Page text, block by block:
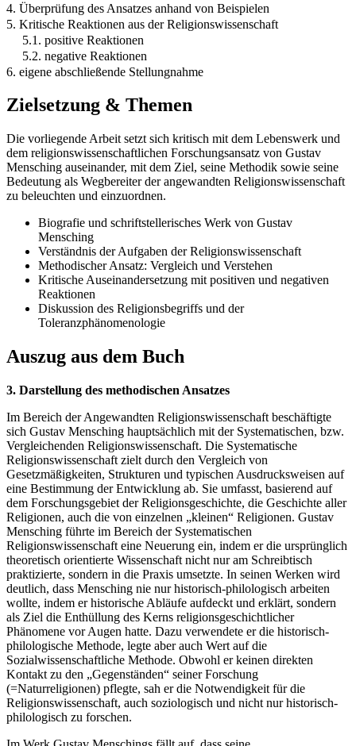
4. Überprüfung des Ansatzes anhand von Beispielen
5. Kritische Reaktionen aus der Religionswissenschaft
5.1. positive Reaktionen
5.2. negative Reaktionen
6. eigene abschließende Stellungnahme
Zielsetzung & Themen
Die vorliegende Arbeit setzt sich kritisch mit dem Lebenswerk und
dem religionswissenschaftlichen Forschungsansatz von Gustav
Mensching auseinander, mit dem Ziel, seine Methodik sowie seine
Bedeutung als Wegbereiter der angewandten Religionswissenschaft
zu beleuchten und einzuordnen.
Biografie und schriftstellerisches Werk von Gustav
Mensching
Verständnis der Aufgaben der Religionswissenschaft
Methodischer Ansatz: Vergleich und Verstehen
Kritische Auseinandersetzung mit positiven und negativen
Reaktionen
Diskussion des Religionsbegriffs und der
Toleranzphänomenologie
Auszug aus dem Buch
3. Darstellung des methodischen Ansatzes
Im Bereich der Angewandten Religionswissenschaft beschäftigte
sich Gustav Mensching hauptsächlich mit der Systematischen, bzw.
Vergleichenden Religionswissenschaft. Die Systematische
Religionswissenschaft zielt durch den Vergleich von
Gesetzmäßigkeiten, Strukturen und typischen Ausdrucksweisen auf
eine Bestimmung der Entwicklung ab. Sie umfasst, basierend auf
dem Forschungsgebiet der Religionsgeschichte, die Geschichte aller
Religionen, auch die von einzelnen „kleinen“ Religionen. Gustav
Mensching führte im Bereich der Systematischen
Religionswissenschaft eine Neuerung ein, indem er die ursprünglich
theoretisch orientierte Wissenschaft nicht nur am Schreibtisch
praktizierte, sondern in die Praxis umsetzte. In seinen Werken wird
deutlich, dass Mensching nie nur historisch-philologisch arbeiten
wollte, indem er historische Abläufe aufdeckt und erklärt, sondern
als Ziel die Enthüllung des Kerns religionsgeschichtlicher
Phänomene vor Augen hatte. Dazu verwendete er die historisch-
philologische Methode, legte aber auch Wert auf die
Sozialwissenschaftliche Methode. Obwohl er keinen direkten
Kontakt zu den „Gegenständen“ seiner Forschung
(=Naturreligionen) pflegte, sah er die Notwendigkeit für die
Religionswissenschaft, auch soziologisch und nicht nur historisch-
philologisch zu forschen.